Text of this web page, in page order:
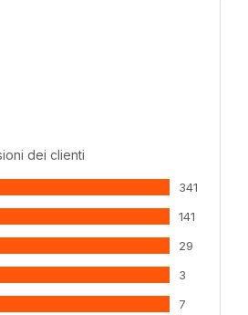
the Fires - Engines & Systems
– An Introduction – Part 1
and Fighting in the Nieuport 28
– Las Vegas to Reno, Nevada
Winfried Diekmann from Aerosoft
dei clienti
341
141
29
3
7